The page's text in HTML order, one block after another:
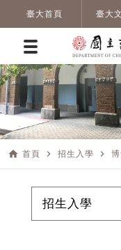
臺大首頁 臺大
home 首頁 navigate_next 招生入學 navigate_next
招生入學